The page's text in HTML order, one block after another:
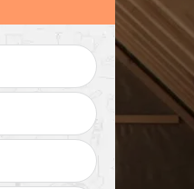
Devis réparation de
toiture 92